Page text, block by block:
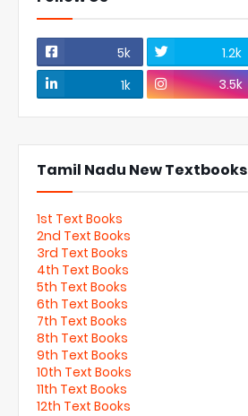
5k 1.2k
1k
3.5k
Tamil Nadu New Textbooks
1st Text Books
2nd Text Books
3rd Text Books
4th Text Books
5th Text Books
6th Text Books
7th Text Books
8th Text Books
9th Text Books
10th Text Books
11th Text Books
12th Text Books